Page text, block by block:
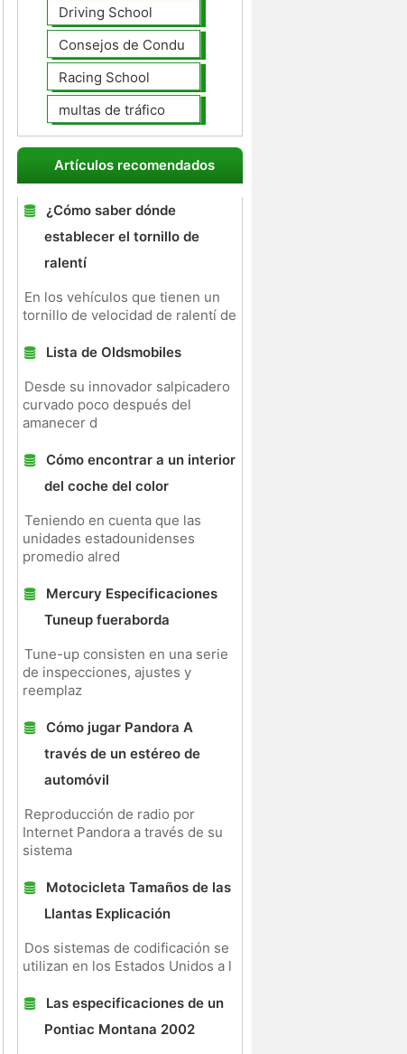
Driving School
Consejos de Conducción
Racing School
multas de tráfico
Artículos recomendados
¿Cómo saber dónde
establecer el tornillo de
ralentí
En los vehículos que tienen un
tornillo de velocidad de ralentí de
Lista de Oldsmobiles
Desde su innovador salpicadero
curvado poco después del
amanecer d
Cómo encontrar a un interior
del coche del color
Teniendo en cuenta que las
unidades estadounidenses
promedio alred
Mercury Especificaciones
Tuneup fueraborda
Tune-up consisten en una serie
de inspecciones, ajustes y
reemplaz
Cómo jugar Pandora A
través de un estéreo de
automóvil
Reproducción de radio por
Internet Pandora a través de su
sistema
Motocicleta Tamaños de las
Llantas Explicación
Dos sistemas de codificación se
utilizan en los Estados Unidos a l
Las especificaciones de un
Pontiac Montana 2002